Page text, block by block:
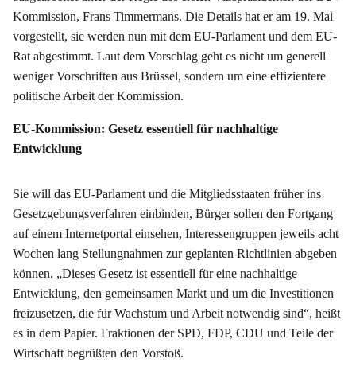
Kommission, Frans Timmermans. Die Details hat er am 19. Mai
vorgestellt, sie werden nun mit dem EU-Parlament und dem EU-
Rat abgestimmt. Laut dem Vorschlag geht es nicht um generell
weniger Vorschriften aus Brüssel, sondern um eine effizientere
politische Arbeit der Kommission.
EU-Kommission: Gesetz essentiell für nachhaltige
Entwicklung
Sie will das EU-Parlament und die Mitgliedsstaaten früher ins
Gesetzgebungsverfahren einbinden, Bürger sollen den Fortgang
auf einem Internetportal einsehen, Interessengruppen jeweils acht
Wochen lang Stellungnahmen zur geplanten Richtlinien abgeben
können. „Dieses Gesetz ist essentiell für eine nachhaltige
Entwicklung, den gemeinsamen Markt und um die Investitionen
freizusetzen, die für Wachstum und Arbeit notwendig sind“, heißt
es in dem Papier. Fraktionen der SPD, FDP, CDU und Teile der
Wirtschaft begrüßten den Vorstoß.